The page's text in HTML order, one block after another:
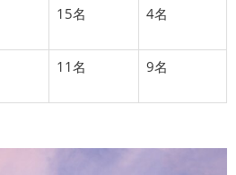
15名 4名
11名 9名